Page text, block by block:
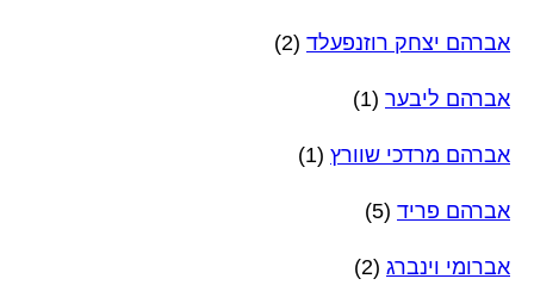
אברהם יצחק רוזנפעלד (2)
אברהם ליבער (1)
אברהם מרדכי שוורץ (1)
אברהם פריד (5)
אברומי וינברג (2)